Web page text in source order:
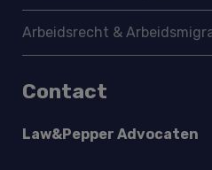
Arbeidsrecht &
Contact
Law&Pepper Advocaten